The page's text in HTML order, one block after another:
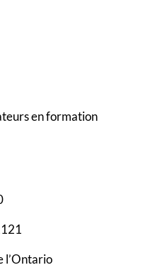
en formation
l’Ontario